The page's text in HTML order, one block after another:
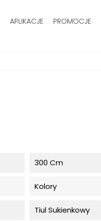
APLIKACJE PROMOCJE
300 Cm
Kolory
Tiul Sukienkowy